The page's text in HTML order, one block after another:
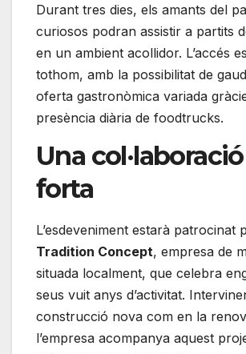
Durant tres dies, els amants del
curiosos podran assistir a partits
en un ambient acollidor. L’accés
tothom, amb la possibilitat de
oferta gastronòmica variada
presència diària de foodtrucks.
Una
forta
L’esdeveniment estarà patrocinat
Tradition Concept, empresa de
situada localment, que celebra
seus vuit anys d’activitat.
construcció nova com en la
l’empresa acompanya aquest